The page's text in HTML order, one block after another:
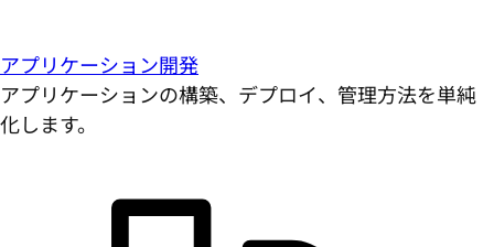
アプリケーション開発
アプリケーションの構築、デプロイ、管理方法を単純
化します。